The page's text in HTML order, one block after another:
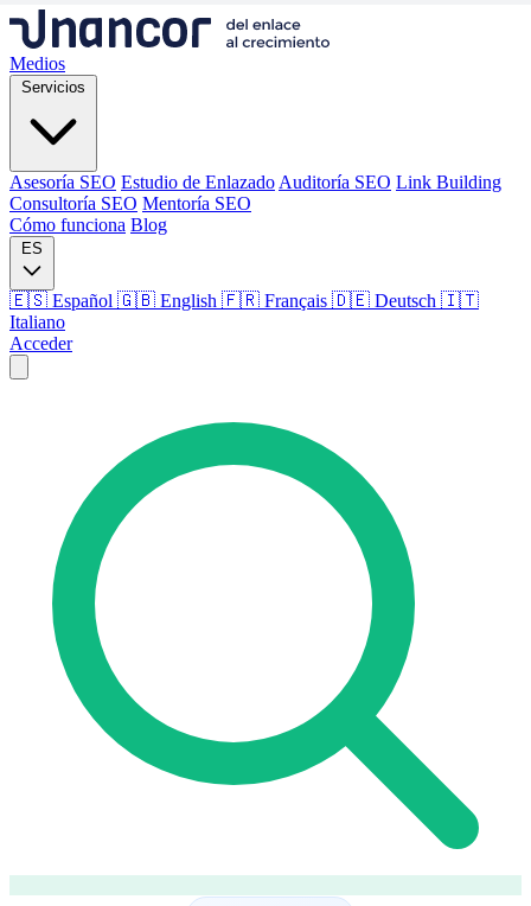
Medios
Servicios
Asesoría SEO Estudio de Enlazado Auditoría SEO Link Building
Consultoría SEO Mentoría SEO
Cómo funciona Blog
ES
🇪🇸 Español 🇬🇧 English 🇫🇷 Français 🇩🇪 Deutsch 🇮🇹
Italiano
Acceder
Asesoría SEO Estudio de Enlazado Auditoría SEO
Consultoría SEO
Cómo funciona
Idioma
🇪🇸 ES
🇬🇧 EN
Acceder